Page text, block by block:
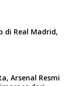
di Real Madrid,
Arsenal Resmi